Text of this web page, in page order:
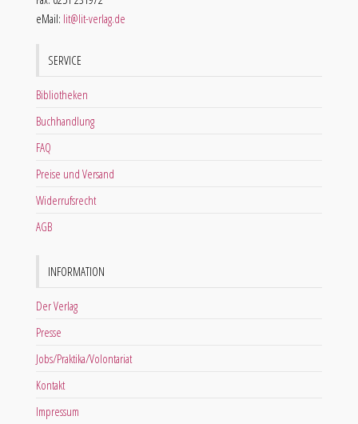
eMail: lit@lit-verlag.de
SERVICE
Bibliotheken
Buchhandlung
FAQ
Preise und Versand
Widerrufsrecht
AGB
INFORMATION
Der Verlag
Presse
Jobs/Praktika/Volontariat
Kontakt
Impressum